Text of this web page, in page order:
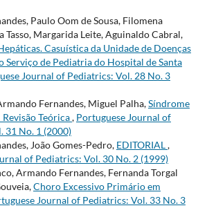
Paulo Oom de Sousa, Filomena
Tasso, Margarida Leite, Aguinaldo Cabral,
Casuística da Unidade de Doenças
Serviço de Pediatria do Hospital de Santa
Journal of Pediatrics: Vol. 28 No. 3
Fernandes, Miguel Palha,Síndrome
Teórica, Portuguese Journal of
31 No. 1 (2000)
João Gomes-Pedro, EDITORIAL,
of Pediatrics: Vol. 30 No. 2 (1999)
Armando Fernandes, Fernanda Torgal
Choro Excessivo Primário em
Journal of Pediatrics: Vol. 33 No. 3